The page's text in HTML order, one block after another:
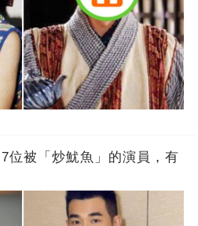
位被「炒魷魚」的演員，有